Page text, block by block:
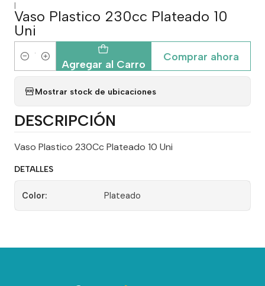
|
Vaso Plastico 230cc Plateado 10
Uni
Cantidad Agregar al Carro
Comprar ahora
Mostrar stock de ubicaciones
DESCRIPCIÓN
Vaso Plastico 230Cc Plateado 10 Uni
DETALLES
Color: Plateado